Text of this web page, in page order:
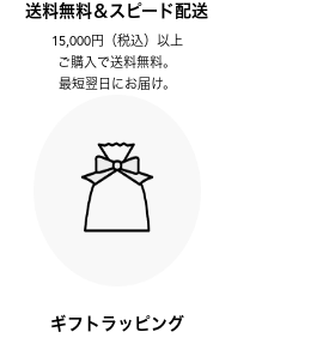
送料無料＆スピード配送
15,000円（税込）以上
ご購入で送料無料。
最短翌日にお届け。
ギフトラッピング